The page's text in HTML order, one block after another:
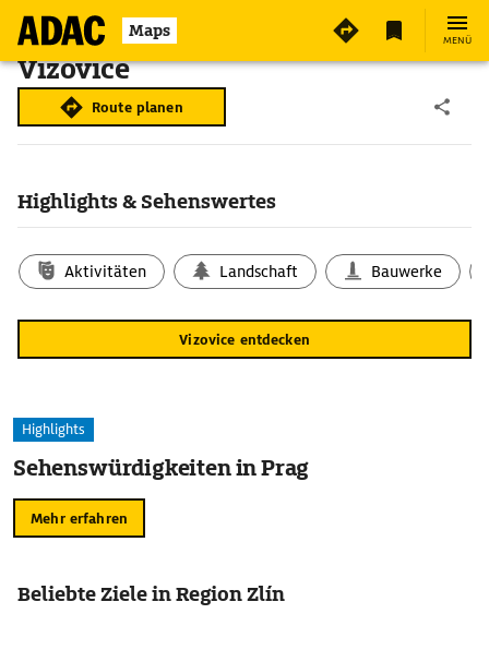
Maps MENÜ
Vizovice
Route planen
Highlights & Sehenswertes
Aktivitäten Landschaft Bauwerke
Vizovice entdecken
Highlights
Sehenswürdigkeiten in Prag
Mehr erfahren
Beliebte Ziele in Region Zlín